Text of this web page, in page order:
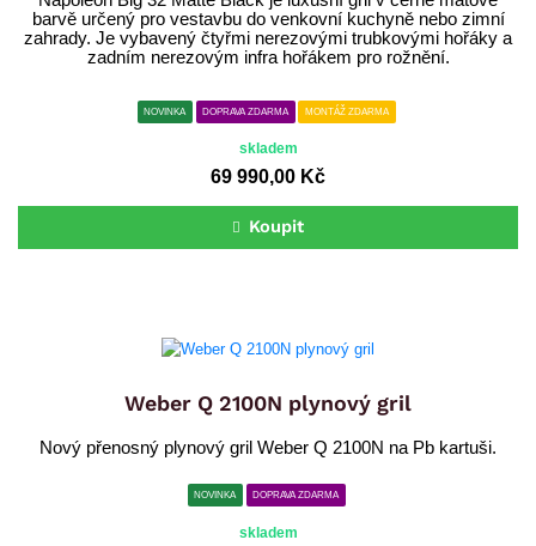
barvě určený pro vestavbu do venkovní kuchyně nebo zimní
zahrady. Je vybavený čtyřmi nerezovými trubkovými hořáky a
zadním nerezovým infra hořákem pro rožnění.
NOVINKA DOPRAVA ZDARMA MONTÁŽ ZDARMA
skladem
69 990,00 Kč
Koupit
Weber Q 2100N plynový gril
Nový přenosný plynový gril Weber Q 2100N na Pb kartuši.
NOVINKA DOPRAVA ZDARMA
skladem